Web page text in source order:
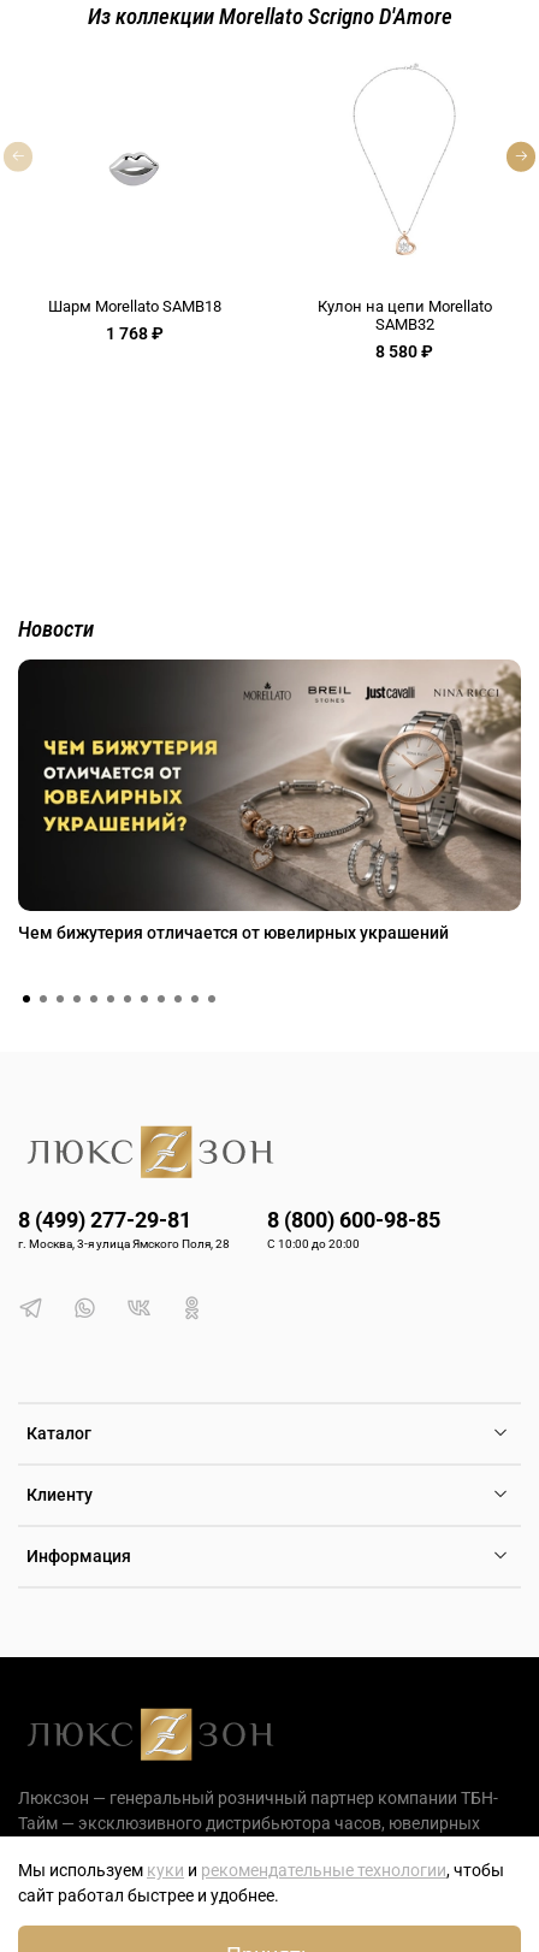
Из коллекции Morellato Scrigno D'Amore
Шарм Morellato SAMB18
1 768 ₽
Кулон на цепи Morellato
SAMB32
8 580 ₽
Новости
Чем бижутерия отличается от ювелирных украшений
Каталог
Клиенту
Информация
8 (499) 277-29-81
г. Москва, 3-я улица Ямского Поля, 28
8 (800) 600-98-85
С 10:00 до 20:00
Люксзон — генеральный розничный партнер компании ТБН-
Тайм — эксклюзивного дистрибьютора часов, ювелирных
Мы используем куки и рекомендательные технологии, чтобы
сайт работал быстрее и удобнее.